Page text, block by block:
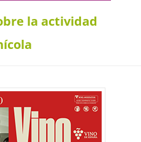
la actividad